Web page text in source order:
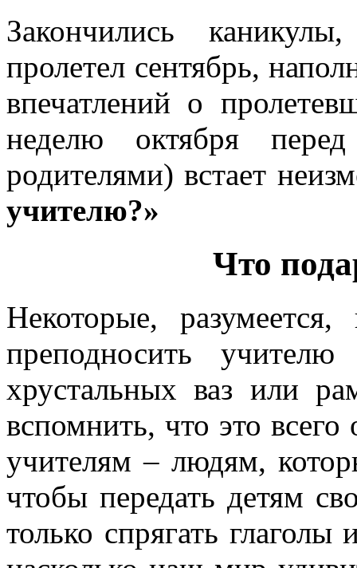
Закончились
пролетел сентябрь,
впечатлений о
неделю октября
родителями) встает
учителю?»
Что
Некоторые,
преподносить
хрустальных ваз или
вспомнить, что это
учителям – людям,
чтобы передать детям
только спрягать